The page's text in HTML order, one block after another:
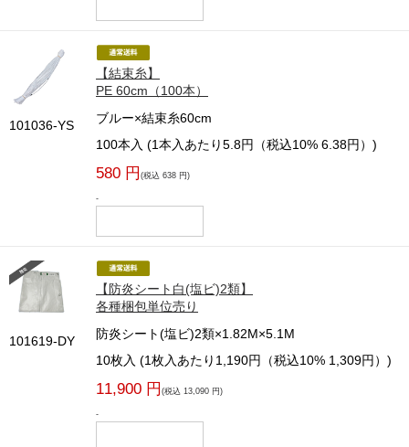
101036-YS
【結束糸】
PE 60cm（100本）
ブルー×結束糸60cm
100本入 (1本入あたり5.8円（税込10% 6.38円）)
580 円 (税込 638 円)
-
101619-DY
【防炎シート白(塩ビ)2類】
各種梱包単位売り
防炎シート(塩ビ)2類×1.82M×5.1M
10枚入 (1枚入あたり1,190円（税込10% 1,309円）)
11,900 円 (税込 13,090 円)
-